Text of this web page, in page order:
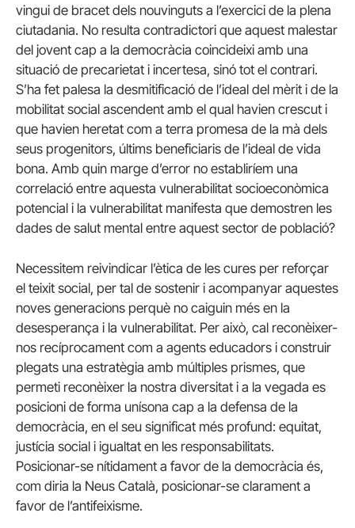
vingui de bracet dels nouvinguts a l’exercici de la plena
ciutadania. No resulta contradictori que aquest malestar
del jovent cap a la democràcia coincideixi amb una
situació de precarietat i incertesa, sinó tot el contrari.
S’ha fet palesa la desmitificació de l’ideal del mèrit i de la
mobilitat social ascendent amb el qual havien crescut i
que havien heretat com a terra promesa de la mà dels
seus progenitors, últims beneficiaris de l’ideal de vida
bona. Amb quin marge d’error no establiríem una
correlació entre aquesta vulnerabilitat socioeconòmica
potencial i la vulnerabilitat manifesta que demostren les
dades de salut mental entre aquest sector de població?
Necessitem reivindicar l’ètica de les cures per reforçar
el teixit social, per tal de sostenir i acompanyar aquestes
noves generacions perquè no caiguin més en la
desesperança i la vulnerabilitat. Per això, cal reconèixer-
nos recíprocament com a agents educadors i construir
plegats una estratègia amb múltiples prismes, que
permeti reconèixer la nostra diversitat i a la vegada es
posicioni de forma unísona cap a la defensa de la
democràcia, en el seu significat més profund: equitat,
justícia social i igualtat en les responsabilitats.
Posicionar-se nítidament a favor de la democràcia és,
com diria la Neus Català, posicionar-se clarament a
favor de l’antifeixisme.